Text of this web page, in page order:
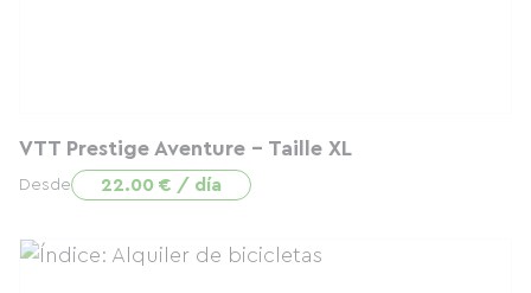
VTT Prestige Aventure - Taille XL
Desde 22.00 € / día